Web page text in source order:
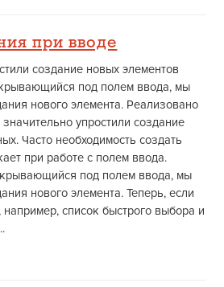
при вводе
создание новых элементов
под полем ввода, мы
нового элемента. Реализовано
упростили создание
Часто необходимость создать
при работе с полем ввода.
под полем ввода, мы
нового элемента. Теперь, если
список быстрого выбора и